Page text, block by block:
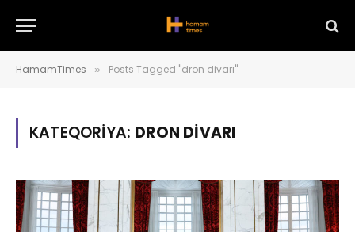
HamamTimes » Posts Tagged "dron divarı"
KATEQORIYA: DRON DIVARI